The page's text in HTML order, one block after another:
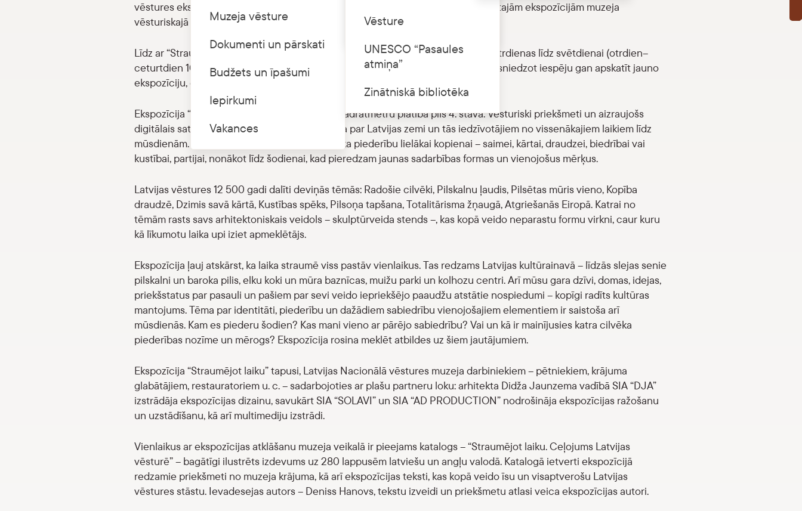
Cenrādis
Vēsture
UNESCO “Pasaules
atmiņa”
Zinātniskā bibliotēka
Muzeja vēsture
Dokumenti un pārskati
Budžets un īpašumi
Iepirkumi
Vakances
vēstures ekspozīcija “Straumējot laiku”. Tā ir pirmā no vairākām LNVM jaunveidotajām ekspozīcijām muzeja
vēsturiskajā mājvietā.
Līdz ar “Straumējot laiku” atvēršanu muzejs atkal ir pieejams apmeklētājiem no otrdienas līdz svētdienai (otrdien–
ceturtdien 10.00–18.00, piektdien 10.00–20.00, sestdien, svētdien 10.00–17.00), sniedzot iespēju gan apskatīt jauno
ekspozīciju, gan restaurēto Rīgas pili.
Ekspozīcija “Straumējot laiku” izvietota 620 kvadrātmetru platībā pils 4. stāvā. Vēsturiski priekšmeti un aizraujošs
digitālais saturs, apvienots īpašā dizainā, stāsta par Latvijas zemi un tās iedzīvotājiem no vissenākajiem laikiem līdz
mūsdienām. Laika ritējums atainots caur cilvēka piederību lielākai kopienai – saimei, kārtai, draudzei, biedrībai vai
kustībai, partijai, nonākot līdz šodienai, kad pieredzam jaunas sadarbības formas un vienojošus mērķus.
Latvijas vēstures 12 500 gadi dalīti deviņās tēmās: Radošie cilvēki, Pilskalnu ļaudis, Pilsētas mūris vieno, Kopība
draudzē, Dzimis savā kārtā, Kustības spēks, Pilsoņa tapšana, Totalitārisma žņaugā, Atgriešanās Eiropā. Katrai no
tēmām rasts savs arhitektoniskais veidols – skulptūrveida stends –, kas kopā veido neparastu formu virkni, caur kuru
kā līkumotu laika upi iziet apmeklētājs.
Ekspozīcija ļauj atskārst, ka laika straumē viss pastāv vienlaikus. Tas redzams Latvijas kultūrainavā – līdzās slejas senie
pilskalni un baroka pilis, elku koki un mūra baznīcas, muižu parki un kolhozu centri. Arī mūsu gara dzīvi, domas, idejas,
priekšstatus par pasauli un pašiem par sevi veido iepriekšējo paaudžu atstātie nospiedumi – kopīgi radīts kultūras
mantojums. Tēma par identitāti, piederību un dažādiem sabiedrību vienojošajiem elementiem ir saistoša arī
mūsdienās. Kam es piederu šodien? Kas mani vieno ar pārējo sabiedrību? Vai un kā ir mainījusies katra cilvēka
piederības nozīme un mērogs? Ekspozīcija rosina meklēt atbildes uz šiem jautājumiem.
Ekspozīcija “Straumējot laiku” tapusi, Latvijas Nacionālā vēstures muzeja darbiniekiem – pētniekiem, krājuma
glabātājiem, restauratoriem u. c. – sadarbojoties ar plašu partneru loku: arhitekta Didža Jaunzema vadībā SIA “DJA”
izstrādāja ekspozīcijas dizainu, savukārt SIA “SOLAVI” un SIA “AD PRODUCTION” nodrošināja ekspozīcijas ražošanu
un uzstādīšanu, kā arī multimediju izstrādi.
Vienlaikus ar ekspozīcijas atklāšanu muzeja veikalā ir pieejams katalogs – “Straumējot laiku. Ceļojums Latvijas
vēsturē” – bagātīgi ilustrēts izdevums uz 280 lappusēm latviešu un angļu valodā. Katalogā ietverti ekspozīcijā
redzamie priekšmeti no muzeja krājuma, kā arī ekspozīcijas teksti, kas kopā veido īsu un visaptverošu Latvijas
vēstures stāstu. Ievadesejas autors – Deniss Hanovs, tekstu izveidi un priekšmetu atlasi veica ekspozīcijas autori.